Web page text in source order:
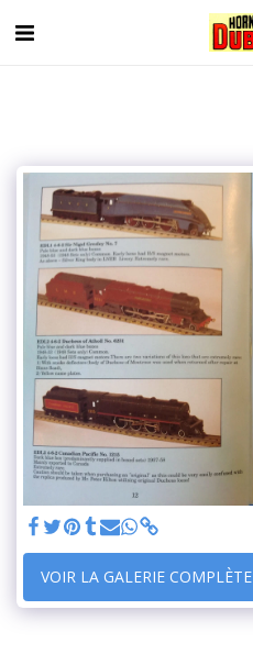
VOIR LA GALERIE COMPLÈTE